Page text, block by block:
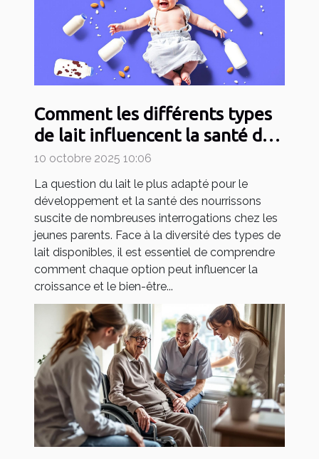
Comment les différents types
de lait influencent la santé de
votre bébé ?
10 octobre 2025 10:06
La question du lait le plus adapté pour le
développement et la santé des nourrissons
suscite de nombreuses interrogations chez les
jeunes parents. Face à la diversité des types de
lait disponibles, il est essentiel de comprendre
comment chaque option peut influencer la
croissance et le bien-être...